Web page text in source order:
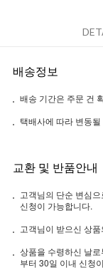
배송정보
배송 기간은 주문 건
택배사에 따라 변동
교환 및 반품안내
고객님의 단순 변심
신청이 가능합니다.
고객님이 받으신 상
상품을 수령하신 날
부터 30일 이내 신청